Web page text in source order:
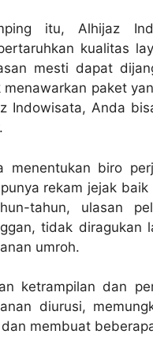
itu, Alhijaz
kualitas
mesti dapat
menawarkan paket
Indowisata, Anda
menentukan biro
rekam jejak
tahun, ulasan
tidak diragukan
umroh.
ketrampilan dan
diurusi,
membuat